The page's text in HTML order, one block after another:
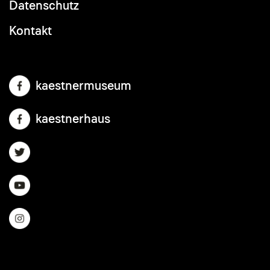
Datenschutz
Kontakt
kaestnermuseum
kaestnerhaus